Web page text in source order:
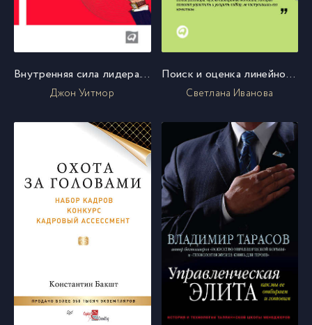
Внутренняя сила лидера. Коучинг как метод управления персоналом
Джон Уитмор
Поиск и оценка линейного персонала. Повышение эффективности и снижение затрат
Светлана Иванова